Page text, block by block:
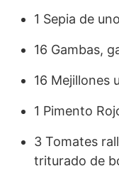
1 Sepia de
16 Gambas,
16 Mejillones
1 Pimento
3 Tomates
triturado de